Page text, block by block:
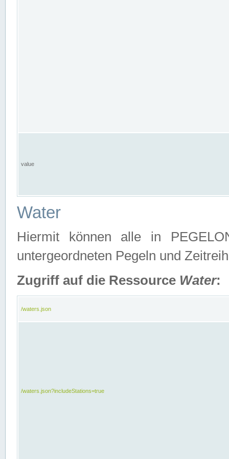
value
Water
Hiermit können alle in
untergeordneten Pegeln und
Zugriff auf die Ressource Water:
/waters.json
/waters.json?includeStations=true